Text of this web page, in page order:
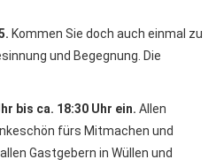
Kommen Sie doch auch einmal zu
und Begegnung. Die
bis ca. 18:30 Uhr ein. Allen
fürs Mitmachen und
Gastgebern in Wüllen und